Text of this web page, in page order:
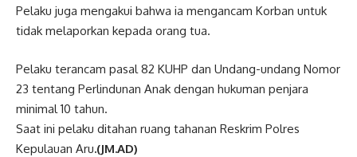
Pelaku juga mengakui bahwa ia mengancam Korban untuk
tidak melaporkan kepada orang tua.
Pelaku terancam pasal 82 KUHP dan Undang-undang Nomor
23 tentang Perlindunan Anak dengan hukuman penjara
minimal 10 tahun.
Saat ini pelaku ditahan ruang tahanan Reskrim Polres
Kepulauan Aru.(JM.AD)